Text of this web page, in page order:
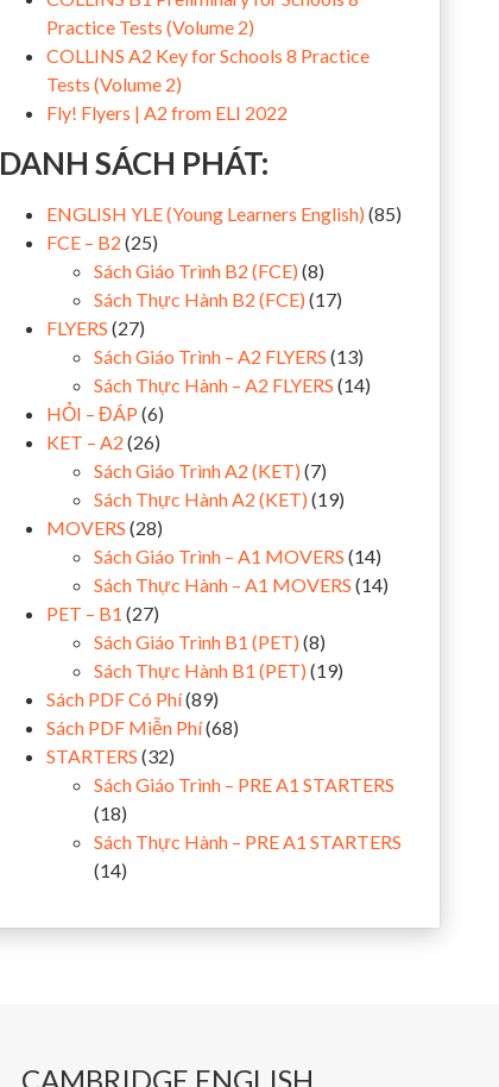
Practice Tests (Volume 2)
COLLINS A2 Key for Schools 8 Practice
Tests (Volume 2)
Fly! Flyers | A2 from ELI 2022
DANH SÁCH PHÁT:
ENGLISH YLE (Young Learners English) (85)
FCE – B2 (25)
Sách Giáo Trình B2 (FCE) (8)
Sách Thực Hành B2 (FCE) (17)
FLYERS (27)
Sách Giáo Trình – A2 FLYERS (13)
Sách Thực Hành – A2 FLYERS (14)
HỎI – ĐÁP (6)
KET – A2 (26)
Sách Giáo Trình A2 (KET) (7)
Sách Thực Hành A2 (KET) (19)
MOVERS (28)
Sách Giáo Trình – A1 MOVERS (14)
Sách Thực Hành – A1 MOVERS (14)
PET – B1 (27)
Sách Giáo Trình B1 (PET) (8)
Sách Thực Hành B1 (PET) (19)
Sách PDF Có Phí(89)
Sách PDF Miễn Phí(68)
STARTERS (32)
Sách Giáo Trình – PRE A1 STARTERS
(18)
Sách Thực Hành – PRE A1 STARTERS
(14)
CAMBRIDGE ENGLISH